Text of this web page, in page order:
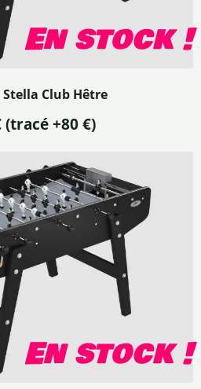
En stock !
Club Hêtre
(tracé +80 €)
En stock !